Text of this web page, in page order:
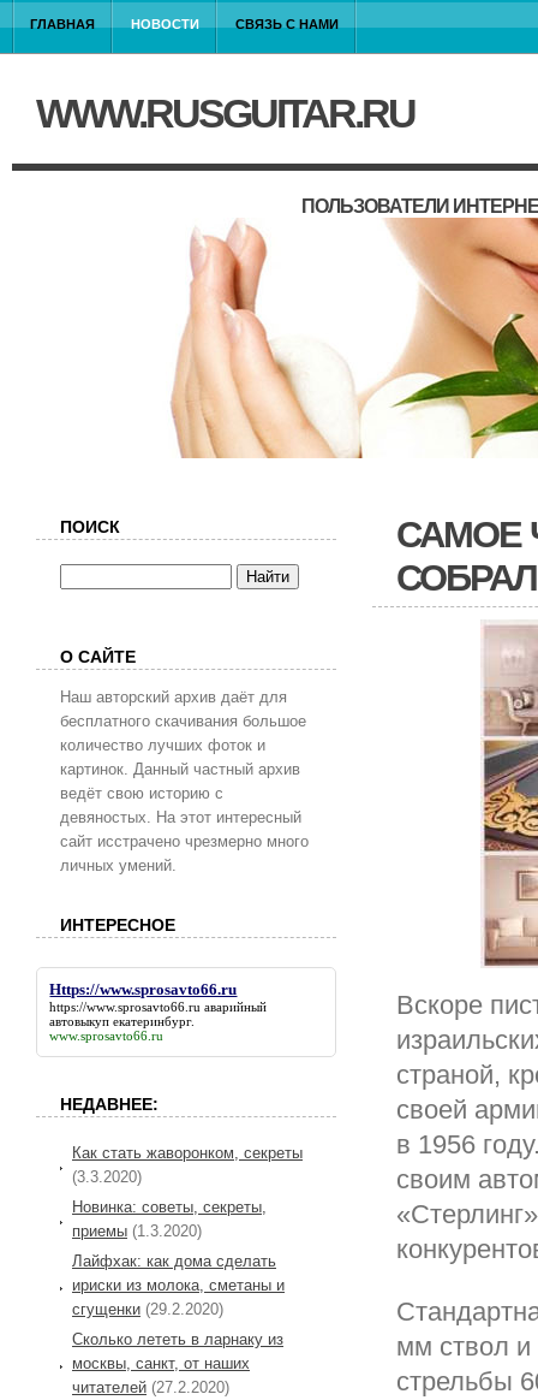
ГЛАВНАЯ НОВОСТИ СВЯЗЬ С НАМИ
WWW.RUSGUITAR.RU
ПОЛЬЗОВАТЕЛИ
САМОЕ
Вскоре
страной,
своей
в 1956
своим
мм ствол и
стрельбы
ПОИСК
О САЙТЕ
Наш авторский архив даёт для
бесплатного скачивания большое
количество лучших фоток и
картинок. Данный частный архив
ведёт свою историю с
девяностых. На этот интересный
сайт исстрачено чрезмерно много
личных умений.
ИНТЕРЕСНОЕ
Https://www.sprosavto66.ru
https://www.sprosavto66.ru аварийный
автовыкуп екатеринбург.
www.sprosavto66.ru
НЕДАВНЕЕ:
Как стать жаворонком, секреты
(3.3.2020)
Новинка: советы, секреты,
приемы (1.3.2020)
Лайфхак: как дома сделать
ириски из молока, сметаны и
сгущенки (29.2.2020)
Сколько лететь в ларнаку из
москвы, санкт, от наших
читателей (27.2.2020)